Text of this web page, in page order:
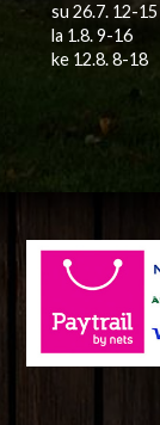
su 26.7. 12-15
la 1.8. 9-16
ke 12.8. 8-18